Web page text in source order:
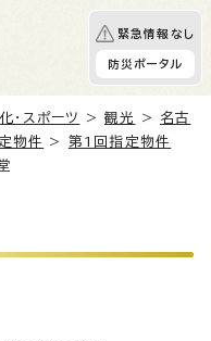
緊急情報なし
防災ポータル
・スポーツ >観光 > 名古
物件 > 第1回指定物件